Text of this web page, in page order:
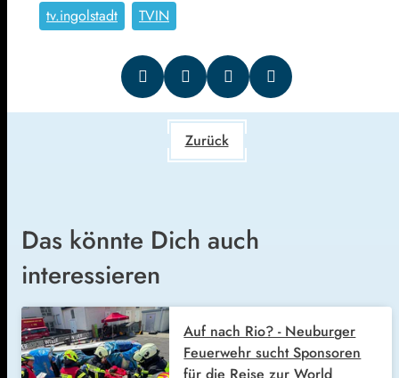
tv.ingolstadt
TVIN
Zurück
Das könnte Dich auch
interessieren
Auf nach Rio? - Neuburger
Feuerwehr sucht Sponsoren
für die Reise zur World